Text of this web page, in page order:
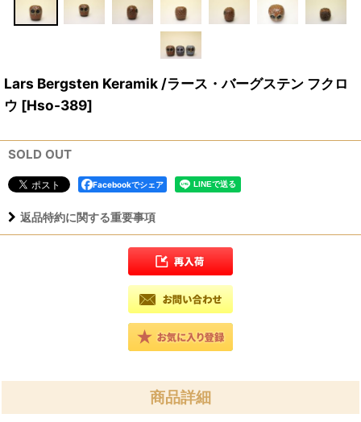
Lars Bergsten Keramik /ラース・バーグステン フクロ
ウ [Hso-389]
SOLD OUT
Facebookでシェア
返品特約に関する重要事項
商品詳細